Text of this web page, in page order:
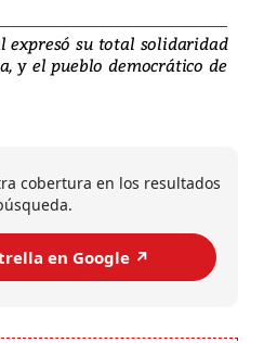
expresó su total solidaridad
y el pueblo democrático de
cobertura en los resultados
en Google ↗️